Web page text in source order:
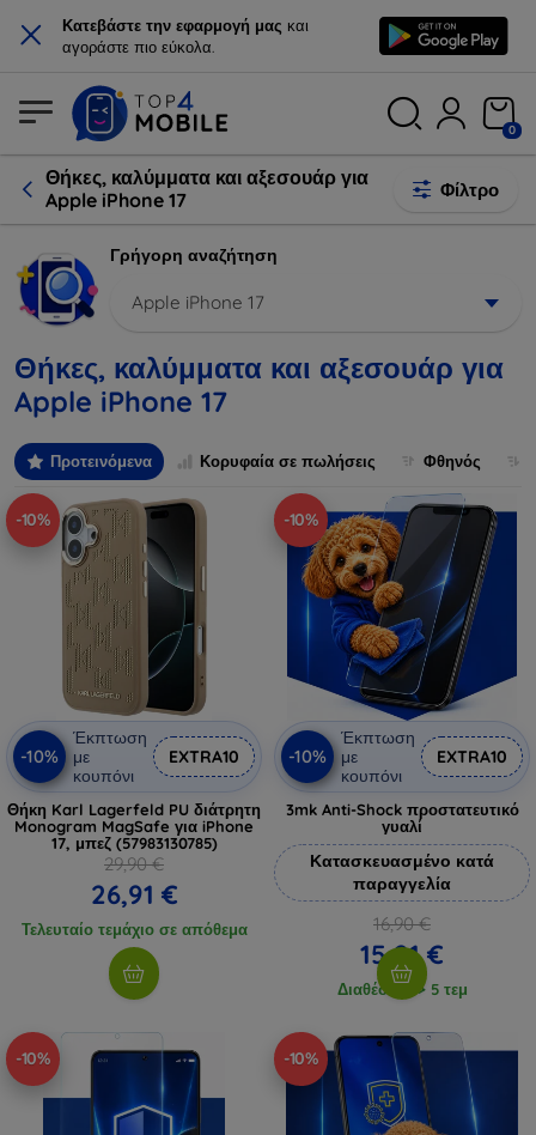
× Κατεβάστε την εφαρμογή μας και
αγοράστε πιο εύκολα.
0
Θήκες, καλύμματα και αξεσουάρ για
Apple iPhone 17
Φίλτρο
Γρήγορη αναζήτηση
Apple iPhone 17
Θήκες, καλύμματα και αξεσουάρ για
Apple iPhone 17
Προτεινόμενα Κορυφαία σε πωλήσεις Φθηνός
-10%
-10%
Έκπτωση
με
κουπόνι
EXTRA10
Θήκη Karl Lagerfeld PU διάτρητη
Monogram MagSafe για iPhone
17, μπεζ (57983130785)
29,90 €
26,91 €
Τελευταίο τεμάχιο σε απόθεμα
-10%
-10%
Έκπτωση
με
κουπόνι
EXTRA10
3mk Anti-Shock προστατευτικό
γυαλί
Κατασκευασμένο κατά
παραγγελία
16,90 €
15,21 €
Διαθέσιμο > 5 τεμ
-10% -10%